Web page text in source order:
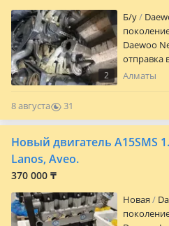
2
Б/y
Daewoo
отправка
Алматы
8 августа
31
0
Новый двигатель A15SMS
Lanos, Aveo.
370 000 ₸
Новая